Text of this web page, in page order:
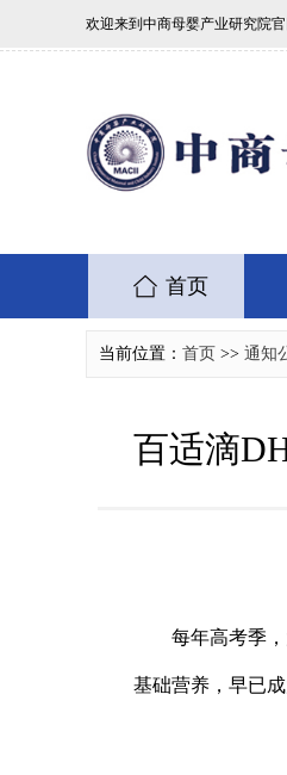
欢迎来到中商母婴产业研究院官
首页
当前位置： 首页 >> 通知
百适滴
每年高考季
基础营养，早已